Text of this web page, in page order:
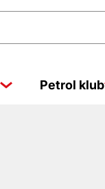
Petrol klub